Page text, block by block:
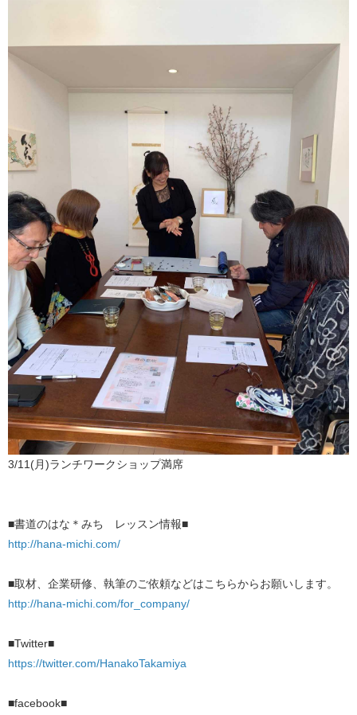
3/11(月)ランチワークショップ満席
■書道のはな＊みち レッスン情報■
http://hana-michi.com/
■取材、企業研修、執筆のご依頼などはこちらからお願いします。
http://hana-michi.com/for_company/
■Twitter■
https://twitter.com/HanakoTakamiya
■facebook■